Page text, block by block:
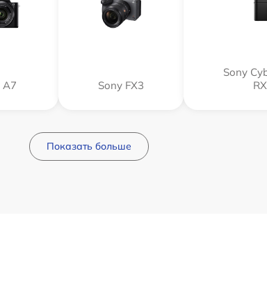
A7 Sony FX3
Sony
Показать больше